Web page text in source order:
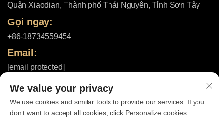
Quận Xiaodian, Thành phố Thái Nguyên, Tỉnh Sơn Tây
Gọi ngay:
+86-18734559454
Email:
[email protected]
Bản quyền © 2025 bởi Công ty TNHH Shanxi ShuheHealth |Chính
sách bảo mật
We value your privacy
We use cookies and similar tools to provide our services. If you
don't want to accept all cookies, click Personalize cookies.